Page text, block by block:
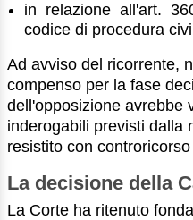
in relazione all'art.
codice di procedura
Ad avviso del ricorrente,
compenso per la fase
dell'opposizione avrebbe
inderogabili previsti dalla
resistito con
La decisione della
La Corte ha ritenuto